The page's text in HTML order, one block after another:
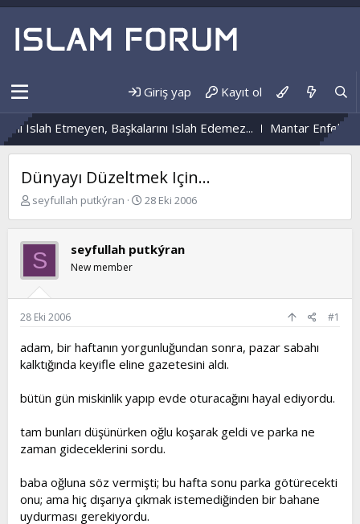
Giriş yap Kayıt ol
Islah Etmeyen, Başkalarını Islah Edemez... Mantar
Dünyayı Düzeltmek Için...
K
b
u
y
u
b
a
l
a
t
n
seyfullah putkýran
B
l
a
ı
a
r
i
28 Eki 2006
S seyfullah putkýran
New member
28 Eki 2006 #1
adam, bir haftanın yorgunluğundan sonra, pazar sabahı
kalktığında keyifle eline gazetesini aldı.
bütün gün miskinlik yapıp evde oturacağını hayal ediyordu.
tam bunları düşünürken oğlu koşarak geldi ve parka ne
zaman gideceklerini sordu.
baba oğluna söz vermişti; bu hafta sonu parka götürecekti
onu; ama hiç dışarıya çıkmak istemediğinden bir bahane
uydurması gerekiyordu.